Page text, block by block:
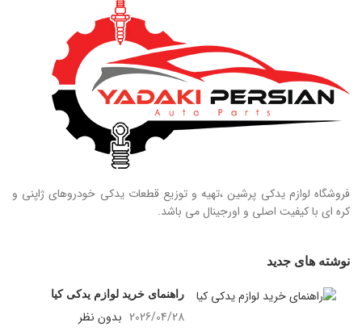
09124847876
فروشگاه لوازم یدکی پرشین ،تهیه و توزیع قطعات یدکی خودروهای ژاپنی و
کره ای با کیفیت اصلی و اورجینال می باشد.
نوشته های جدید
راهنمای خرید لوازم یدکی کیا
2026/04/28 بدون نظر